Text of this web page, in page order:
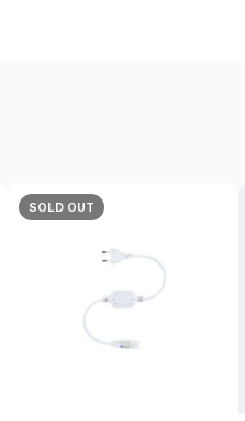
SOLD OUT